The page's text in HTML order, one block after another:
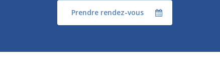
Prendre rendez-vous